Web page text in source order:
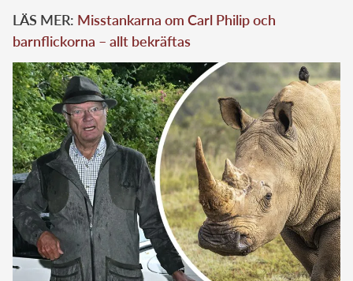
LÄS MER: Misstankarna om Carl Philip och
barnflickorna – allt bekräftas